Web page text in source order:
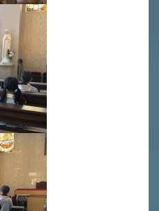
許可証
年間行事
行事紹介
校外学習・宿泊行事
新入生募集要項